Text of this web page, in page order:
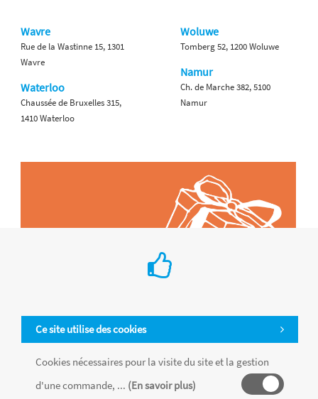
Ce site utilise des cookies
Cookies nécessaires pour la visite du site et la gestion
d'une commande, ... (En savoir plus)
Wavre
Rue de la Wastinne 15, 1301
Wavre
Waterloo
Chaussée de Bruxelles 315,
1410 Waterloo
Woluwe
Tomberg 52, 1200 Woluwe
Namur
Ch. de Marche 382, 5100
Namur
Tous les produits sont vendus dans la limite des stocks disponibles de